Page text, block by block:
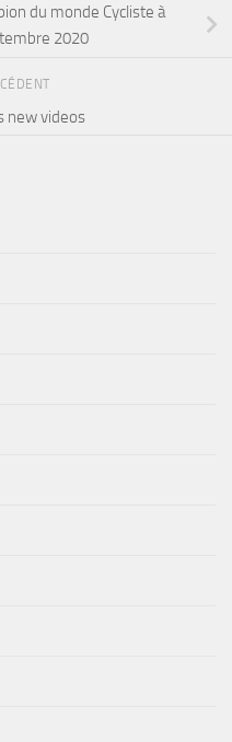
du monde Cycliste à
2020
new videos